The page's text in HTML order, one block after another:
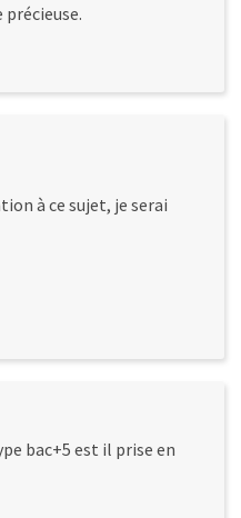
précieuse.
à ce sujet, je serai
bac+5 est il prise en